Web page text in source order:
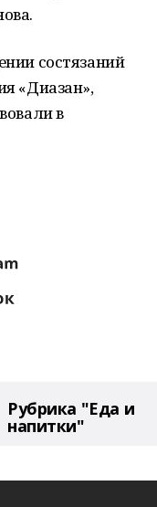
состязаний
«Диазан»,
в
Рубрика "Еда и
напитки"